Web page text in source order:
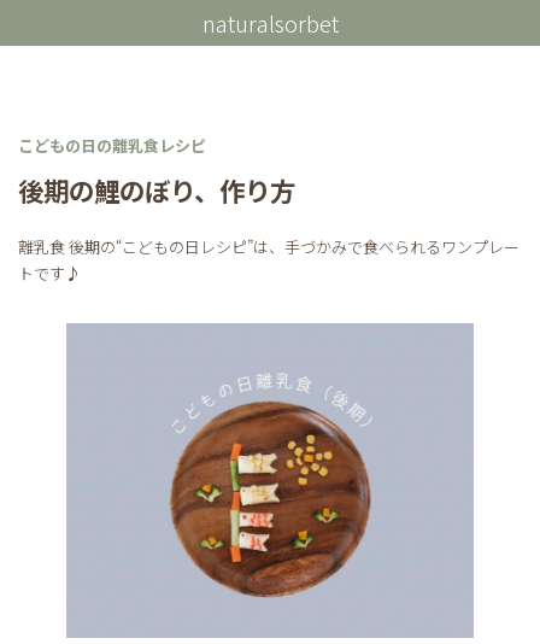
テ
ゲ
naturalsorbet
こどもの日の離乳食レシピ
後期の鯉のぼり、作り方
離乳食 後期の“こどもの日レシピ”は、手づかみで食べられるワンプレー
トです♪